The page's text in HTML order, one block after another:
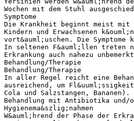
Wochen mit dem Stuhl
Symptome
Die Krankheit beginnt meist mit
Kindern und Erwachsenen
vort&auml;uschen. Die
In seltenen F&auml;llen treten
Erkrankung auch nahezu
Behandlung/Therapie
Behandlung/Therapie
In aller Regel reicht eine
ausreichend, um
Cola und Salzstangen,
Behandlung mit Antibiotika und/
Hygienema&szlig;nahmen
W&auml;hrend der Phase der